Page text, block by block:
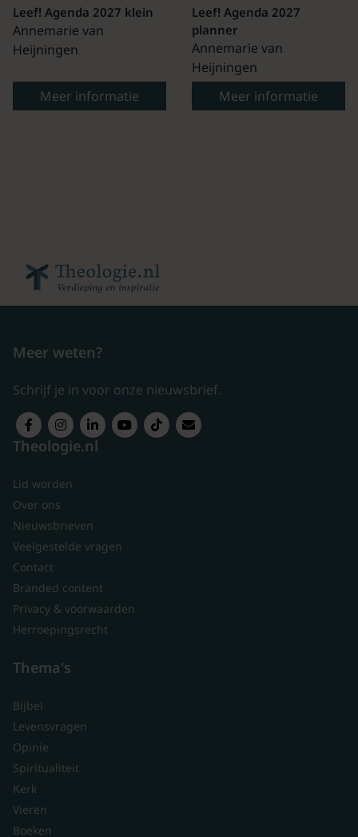
Leef! Agenda 2027 klein
Annemarie van
Heijningen
Meer informatie
Leef! Agenda 2027
planner
Annemarie van
Heijningen
Meer informatie
Meer weten?
Schrijf je in voor onze nieuwsbrief.
Theologie.nl
Lid worden
Over ons
Nieuwsbrieven
Veelgestelde vragen
Contact
Branded content
Privacy & voorwaarden
Herroepingsrecht
Thema's
Bijbel
Levensvragen
Opinie
Spiritualiteit
Kerk
Vieren
Boeken